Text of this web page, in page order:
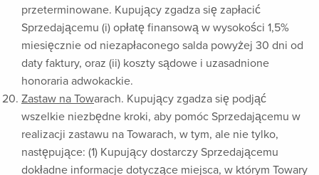
przeterminowane. Kupujący zgadza się zapłacić
Sprzedającemu (i) opłatę finansową w wysokości 1,5%
miesięcznie od niezapłaconego salda powyżej 30 dni od
daty faktury, oraz (ii) koszty sądowe i uzasadnione
honoraria adwokackie.
Zastaw na Towarach. Kupujący zgadza się podjąć
wszelkie niezbędne kroki, aby pomóc Sprzedającemu w
realizacji zastawu na Towarach, w tym, ale nie tylko,
następujące: (1) Kupujący dostarczy Sprzedającemu
dokładne informacje dotyczące miejsca, w którym Towary